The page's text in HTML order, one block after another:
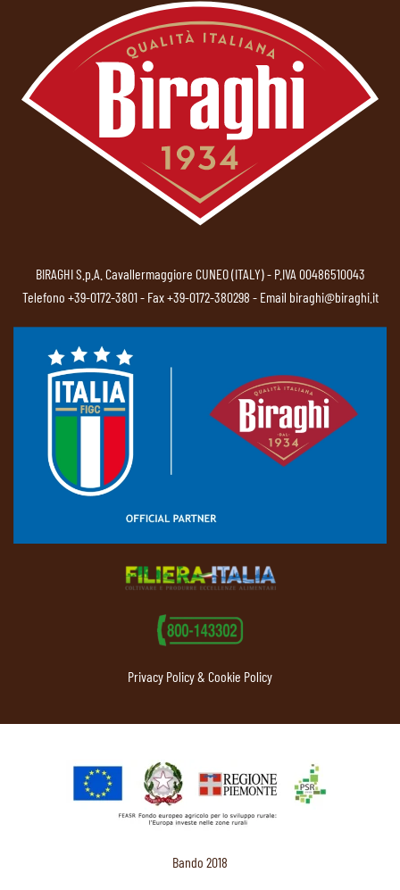
BIRAGHI S.p.A. Cavallermaggiore CUNEO (ITALY) - P.IVA 00486510043
Telefono +39-0172-3801- Fax +39-0172-380298 - Email biraghi@biraghi.it
Privacy Policy & Cookie Policy
Bando 2018